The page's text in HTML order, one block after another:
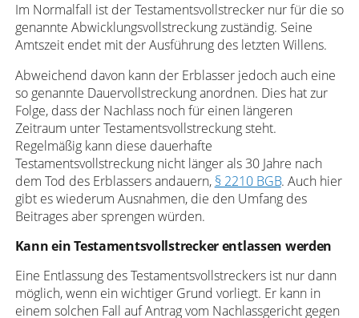
Im Normalfall ist der Testamentsvollstrecker nur für die so
genannte Abwicklungsvollstreckung zuständig. Seine
Amtszeit endet mit der Ausführung des letzten Willens.
Abweichend davon kann der Erblasser jedoch auch eine
so genannte Dauervollstreckung anordnen. Dies hat zur
Folge, dass der Nachlass noch für einen längeren
Zeitraum unter Testamentsvollstreckung steht.
Regelmäßig kann diese dauerhafte
Testamentsvollstreckung nicht länger als 30 Jahre nach
dem Tod des Erblassers andauern, § 2210 BGB. Auch hier
gibt es wiederum Ausnahmen, die den Umfang des
Beitrages aber sprengen würden.
Kann ein Testamentsvollstrecker entlassen werden
Eine Entlassung des Testamentsvollstreckers ist nur dann
möglich, wenn ein wichtiger Grund vorliegt. Er kann in
einem solchen Fall auf Antrag vom Nachlassgericht gegen